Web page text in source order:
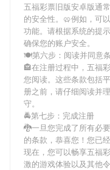
五福彩票旧版安卓版通
的安全性。🥨例如，可
功能。请根据系统的提
确保您的账户安全。
🍽第六步：阅读并同意
🏤在注册过程中， 五福
您阅读。这些条款包括
册之前，请仔细阅读并
守。
🚔第七步：完成注册
🐉一旦您完成了所有必
的条款，恭喜您！您已
现在，您可以畅享五福
激的游戏体验以及其他